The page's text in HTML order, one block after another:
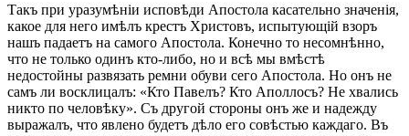
Такъ при уразумѣніи исповѣди Апостола касательно значенія,
какое для него имѣлъ крестъ Христовъ, испытующій взоръ
нашъ падаетъ на самого Апостола. Конечно то несомнѣнно,
что не только одинъ кто-либо, но и всѣ мы вмѣстѣ
недостойны развязать ремни обуви сего Апостола. Но онъ не
самъ ли восклицалъ: «Кто Павелъ? Кто Аполлосъ? Не хвались
никто по человѣку». Съ другой стороны онъ же и надежду
выражалъ, что явлено будетъ дѣло его совѣстью каждаго. Въ